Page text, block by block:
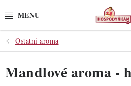
na
POTŘEBY
POMŮCKY
Ostatní aroma
Mandlové aroma -